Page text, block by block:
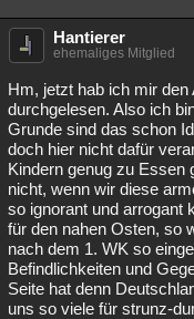
Hantierer
ehemaliges Mitglied
Hm, jetzt hab ich mir
durchgelesen. Also ich
Grunde sind das schon
doch hier nicht dafür
Kindern genug zu Essen
nicht, wenn wir diese
so ignorant und arrogant
für den nahen Osten, so
nach dem 1. WK so
Befindlichkeiten und
Seite hat denn
uns so viele für strunz-